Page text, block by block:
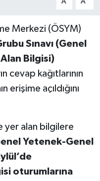
Merkezi (ÖSYM)
Sınavı (Genel
Bilgisi)
cevap kağıtlarının
erişime açıldığını
yer alan bilgilere
Yetenek-Genel
oturumlarına